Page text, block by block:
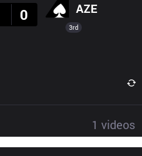
0 AZE
3rd
1 videos